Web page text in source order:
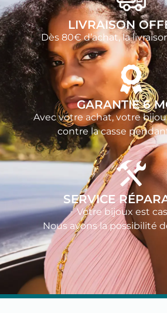
LIVRAISON
Dès 80€ d’achat, la
GARANTIE 6
Avec votre achat, votre
contre la casse
SERVICE
Votre bijoux est
Nous avons la possibilité